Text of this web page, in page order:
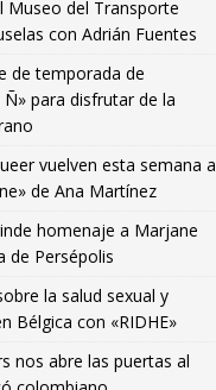
Museo del Transporte
con Adrián Fuentes
de temporada de
para disfrutar de la
vuelven esta semana a
de Ana Martínez
homenaje a Marjane
de Persépolis
la salud sexual y
Bélgica con «RIDHE»
nos abre las puertas al